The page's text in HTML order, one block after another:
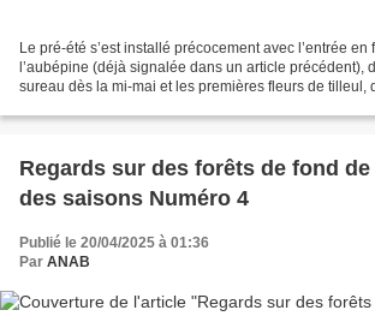
Le pré-été s’est installé précocement avec l’entrée en
l’aubépine (déjà signalée dans un article précédent),
sureau dès la mi-mai et les premières fleurs de tilleul,
Regards sur des forêts de fond de
des saisons Numéro 4
Publié le 20/04/2025 à 01:36
Par ANAB